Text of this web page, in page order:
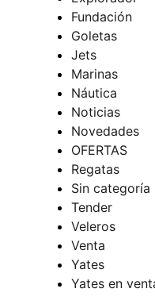
Fundación
Goletas
Jets
Marinas
Náutica
Noticias
Novedades
OFERTAS
Regatas
Sin categoría
Tender
Veleros
Venta
Yates
Yates en